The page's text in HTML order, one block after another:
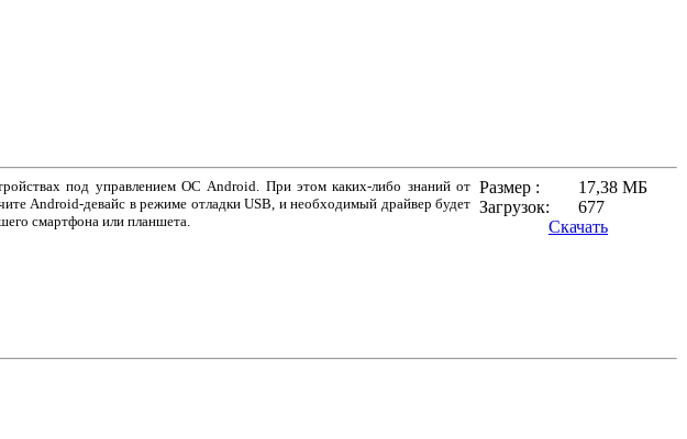
Размер :
17,38 МБ
Загрузок:
677
Скачать
под управлением ОС Android. При этом каких-либо знаний от
Android-девайс в режиме отладки USB, и необходимый драйвер будет
смартфона или планшета.